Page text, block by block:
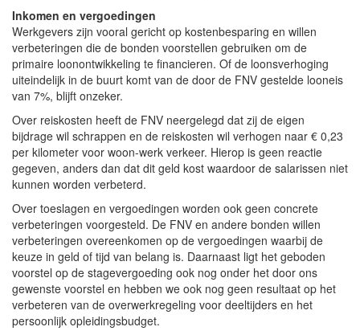
Inkomen en vergoedingen
Werkgevers zijn vooral gericht op kostenbesparing en willen
verbeteringen die de bonden voorstellen gebruiken om de
primaire loonontwikkeling te financieren. Of de loonsverhoging
uiteindelijk in de buurt komt van de door de FNV gestelde looneis
van 7%, blijft onzeker.
Over reiskosten heeft de FNV neergelegd dat zij de eigen
bijdrage wil schrappen en de reiskosten wil verhogen naar € 0,23
per kilometer voor woon-werk verkeer. Hierop is geen reactie
gegeven, anders dan dat dit geld kost waardoor de salarissen niet
kunnen worden verbeterd.
Over toeslagen en vergoedingen worden ook geen concrete
verbeteringen voorgesteld. De FNV en andere bonden willen
verbeteringen overeenkomen op de vergoedingen waarbij de
keuze in geld of tijd van belang is. Daarnaast ligt het geboden
voorstel op de stagevergoeding ook nog onder het door ons
gewenste voorstel en hebben we ook nog geen resultaat op het
verbeteren van de overwerkregeling voor deeltijders en het
persoonlijk opleidingsbudget.